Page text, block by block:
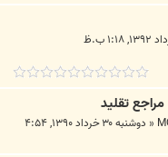
تقلید
«
دوشنبه ۳۰ خرداد ۱۳۹۰, ۴:۵۴